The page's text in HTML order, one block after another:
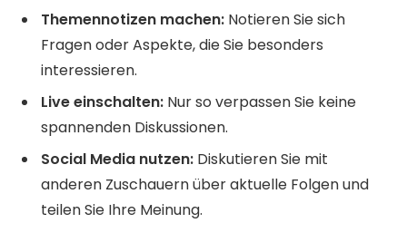
Themennotizen machen: Notieren Sie sich
Fragen oder Aspekte, die Sie besonders
interessieren.
Live einschalten: Nur so verpassen Sie keine
spannenden Diskussionen.
Social Media nutzen: Diskutieren Sie mit
anderen Zuschauern über aktuelle Folgen und
teilen Sie Ihre Meinung.